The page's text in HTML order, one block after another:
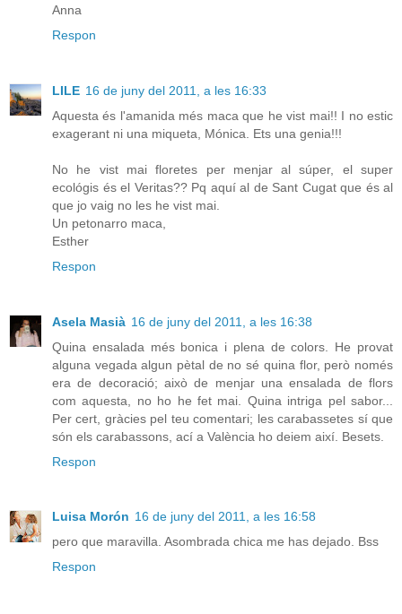
Anna
Respon
LILE 16 de juny del 2011, a les 16:33
Aquesta és l'amanida més maca que he vist mai!! I no estic
exagerant ni una miqueta, Mónica. Ets una genia!!!
No he vist mai floretes per menjar al súper, el super
ecológis és el Veritas?? Pq aquí al de Sant Cugat que és al
que jo vaig no les he vist mai.
Un petonarro maca,
Esther
Respon
Asela Masià 16 de juny del 2011, a les 16:38
Quina ensalada més bonica i plena de colors. He provat
alguna vegada algun pètal de no sé quina flor, però només
era de decoració; això de menjar una ensalada de flors
com aquesta, no ho he fet mai. Quina intriga pel sabor...
Per cert, gràcies pel teu comentari; les carabassetes sí que
són els carabassons, ací a València ho deiem així. Besets.
Respon
Luisa Morón 16 de juny del 2011, a les 16:58
pero que maravilla. Asombrada chica me has dejado. Bss
Respon